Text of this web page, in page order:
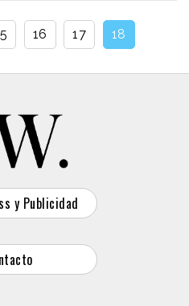
16 17 18
y Publicidad